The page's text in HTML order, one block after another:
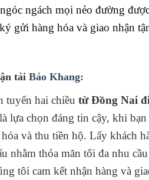
ngách mọi nẻo đường
gửi hàng hóa và giao nhận
tải Bảo Khang:
tuyến hai chiều từ Đồng Nai
lựa chọn đáng tin cậy, khi
và thu tiền hộ. Lấy khách
thỏa mãn tối đa nhu
tôi cam kết nhận hàng và